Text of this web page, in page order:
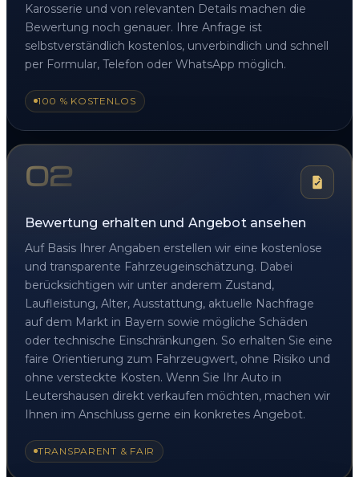
Karosserie und von relevanten Details machen die
Bewertung noch genauer. Ihre Anfrage ist
selbstverständlich kostenlos, unverbindlich und schnell
per Formular, Telefon oder WhatsApp möglich.
100 % KOSTENLOS
02
Bewertung erhalten und Angebot ansehen
Auf Basis Ihrer Angaben erstellen wir eine kostenlose
und transparente Fahrzeugeinschätzung. Dabei
berücksichtigen wir unter anderem Zustand,
Laufleistung, Alter, Ausstattung, aktuelle Nachfrage
auf dem Markt in Bayern sowie mögliche Schäden
oder technische Einschränkungen. So erhalten Sie eine
faire Orientierung zum Fahrzeugwert, ohne Risiko und
ohne versteckte Kosten. Wenn Sie Ihr Auto in
Leutershausen direkt verkaufen möchten, machen wir
Ihnen im Anschluss gerne ein konkretes Angebot.
TRANSPARENT & FAIR